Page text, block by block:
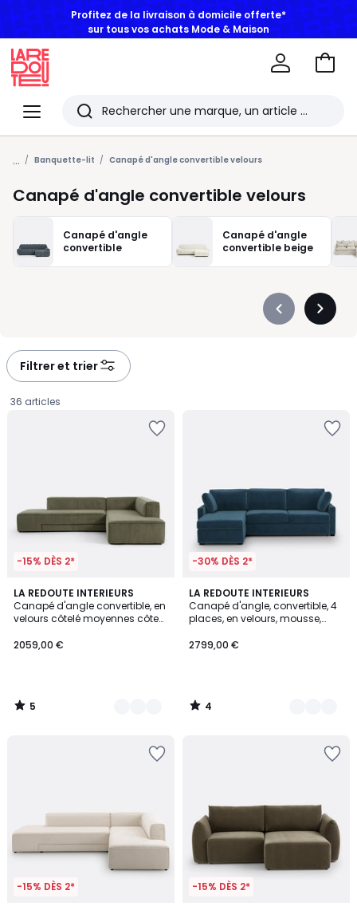
Profitez de la livraison à domicile offerte*
sur tous vos achats Mode & Maison
Menu
Redoute
Rechercher
Les
derniers
articles
consultés
Aller
... Banquette-lit Canapé d'angle convertible velours
Canapé d'angle convertible velours
Canapé d'angle
convertible
Canapé d'angle
convertible beige
Précédent
Filtrer et trier
36 articles
-15% DÈS 2*
LA REDOUTE INTERIEURS
Canapé d'angle convertible, en
velours côtelé moyennes côtes,
€.
2059,00 €
5
/
5
6
Couleurs
5
/
-30% DÈS 2*
LA REDOUTE INTERIEURS
Canapé d'angle, convertible, 4
places, en velours, mousse,
2799,00 €
4
/
5
7
Couleurs
4
/
-15% DÈS 2* -15% DÈS 2*